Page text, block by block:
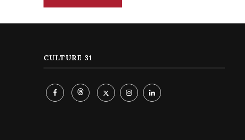
CULTURE 31